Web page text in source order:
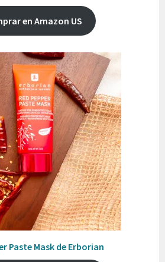
en Amazon US
Paste Mask de Erborian